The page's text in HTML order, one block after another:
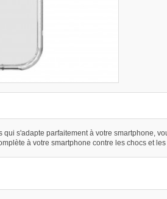
s'adapte parfaitement à votre smartphone,
à votre smartphone contre les chocs et